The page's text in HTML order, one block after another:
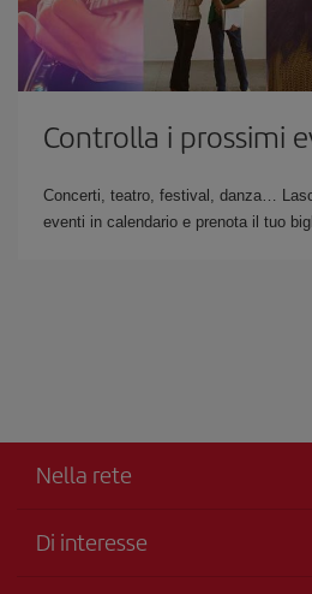
Controlla i prossimi
Concerti, teatro, festival, danza…
eventi in calendario e prenota il tuo
Nella rete
Di interesse